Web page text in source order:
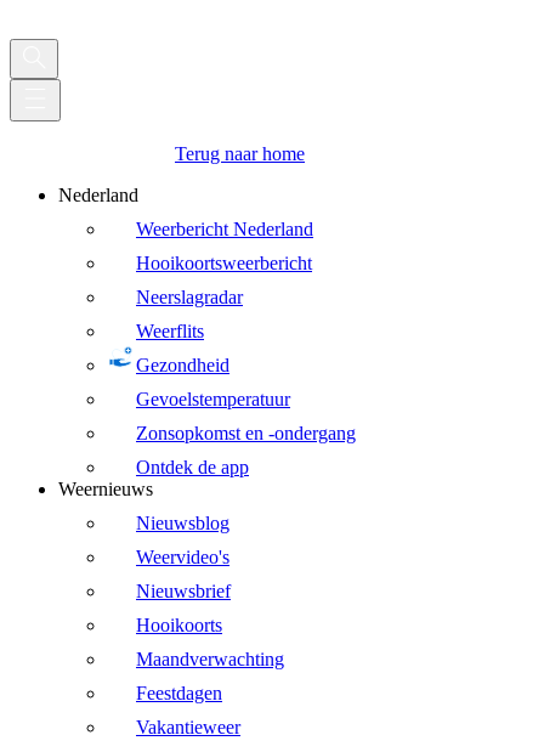
Terug naar home
Nederland
Weerbericht Nederland
Hooikoortsweerbericht
Neerslagradar
Weerflits
Gezondheid
Gevoelstemperatuur
Zonsopkomst en -ondergang
Ontdek de app
Weernieuws
Nieuwsblog
Weervideo's
Nieuwsbrief
Hooikoorts
Maandverwachting
Feestdagen
Vakantieweer